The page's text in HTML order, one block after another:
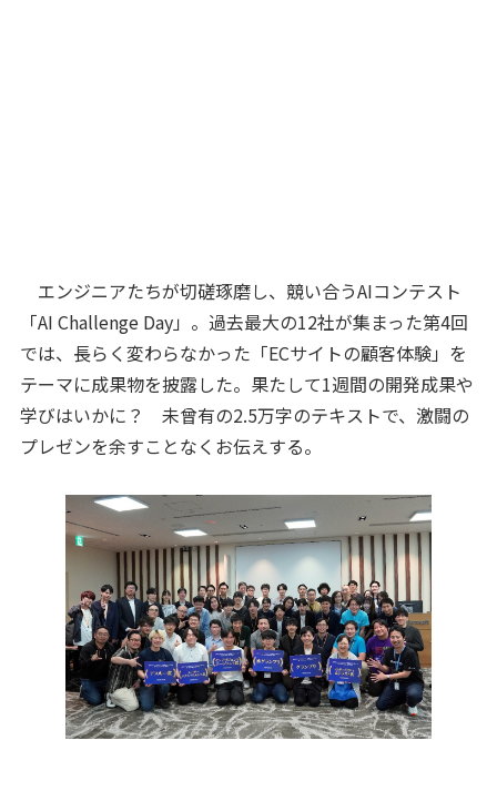
エンジニアたちが切磋琢磨し、競い合うAIコンテスト
「AI Challenge Day」。過去最大の12社が集まった第4回
では、長らく変わらなかった「ECサイトの顧客体験」を
テーマに成果物を披露した。果たして1週間の開発成果や
学びはいかに？ 未曾有の2.5万字のテキストで、激闘の
プレゼンを余すことなくお伝えする。